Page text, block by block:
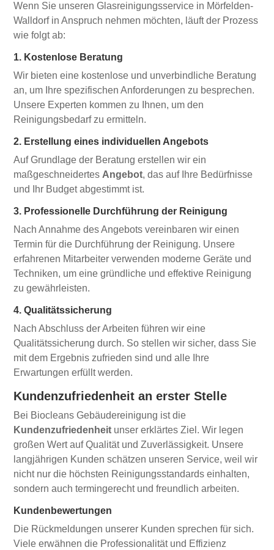
Wenn Sie unseren Glasreinigungsservice in Mörfelden-
Walldorf in Anspruch nehmen möchten, läuft der Prozess
wie folgt ab:
1. Kostenlose Beratung
Wir bieten eine kostenlose und unverbindliche Beratung
an, um Ihre spezifischen Anforderungen zu besprechen.
Unsere Experten kommen zu Ihnen, um den
Reinigungsbedarf zu ermitteln.
2. Erstellung eines individuellen Angebots
Auf Grundlage der Beratung erstellen wir ein
maßgeschneidertes Angebot, das auf Ihre Bedürfnisse
und Ihr Budget abgestimmt ist.
3. Professionelle Durchführung der Reinigung
Nach Annahme des Angebots vereinbaren wir einen
Termin für die Durchführung der Reinigung. Unsere
erfahrenen Mitarbeiter verwenden moderne Geräte und
Techniken, um eine gründliche und effektive Reinigung
zu gewährleisten.
4. Qualitätssicherung
Nach Abschluss der Arbeiten führen wir eine
Qualitätssicherung durch. So stellen wir sicher, dass Sie
mit dem Ergebnis zufrieden sind und alle Ihre
Erwartungen erfüllt werden.
Kundenzufriedenheit an erster Stelle
Bei Biocleans Gebäudereinigung ist die
Kundenzufriedenheit unser erklärtes Ziel. Wir legen
großen Wert auf Qualität und Zuverlässigkeit. Unsere
langjährigen Kunden schätzen unseren Service, weil wir
nicht nur die höchsten Reinigungsstandards einhalten,
sondern auch termingerecht und freundlich arbeiten.
Kundenbewertungen
Die Rückmeldungen unserer Kunden sprechen für sich.
Viele erwähnen die Professionalität und Effizienz